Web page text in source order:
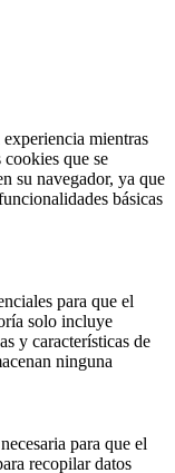
mientras
que se
su navegador, ya que
básicas
para que el
solo incluye
y características de
ninguna
para que el
recopilar datos